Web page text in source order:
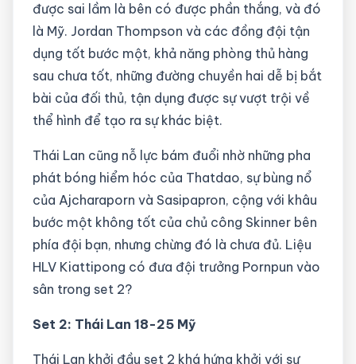
được sai lầm là bên có được phần thắng, và đó
là Mỹ. Jordan Thompson và các đồng đội tận
dụng tốt bước một, khả năng phòng thủ hàng
sau chưa tốt, những đường chuyền hai dễ bị bắt
bài của đối thủ, tận dụng được sự vượt trội về
thể hình để tạo ra sự khác biệt.
Thái Lan cũng nỗ lực bám đuổi nhờ những pha
phát bóng hiểm hóc của Thatdao, sự bùng nổ
của Ajcharaporn và Sasipapron, cộng với khâu
bước một không tốt của chủ công Skinner bên
phía đội bạn, nhưng chừng đó là chưa đủ. Liệu
HLV Kiattipong có đưa đội trưởng Pornpun vào
sân trong set 2?
Set 2: Thái Lan 18-25 Mỹ
Thái Lan khởi đầu set 2 khá hứng khởi với sự